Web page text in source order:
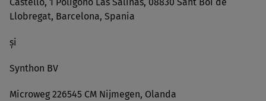
Castello, 1 Poligono Las Salinas, 08830 Sant Boi de
Llobregat, Barcelona, Spania
şi
Synthon BV
Microweg 226545 CM Nijmegen, Olanda